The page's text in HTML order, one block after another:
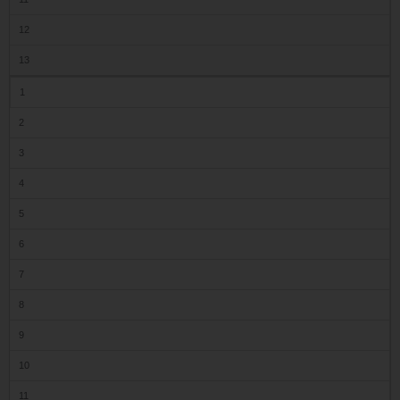
12
13
1
2
3
4
5
6
7
8
9
10
11